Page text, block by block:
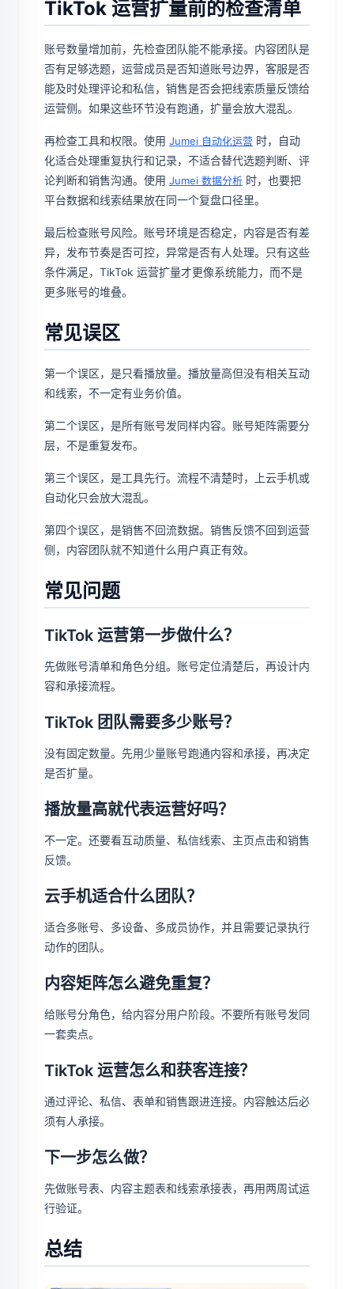
TikTok 运营扩量前的检查清单
账号数量增加前，先检查团队能不能承接。内容团队是
否有足够选题，运营成员是否知道账号边界，客服是否
能及时处理评论和私信，销售是否会把线索质量反馈给
运营侧。如果这些环节没有跑通，扩量会放大混乱。
再检查工具和权限。使用 Jumei 自动化运营 时，自动
化适合处理重复执行和记录，不适合替代选题判断、评
论判断和销售沟通。使用 Jumei 数据分析 时，也要把
平台数据和线索结果放在同一个复盘口径里。
最后检查账号风险。账号环境是否稳定，内容是否有差
异，发布节奏是否可控，异常是否有人处理。只有这些
条件满足，TikTok 运营扩量才更像系统能力，而不是
更多账号的堆叠。
常见误区
第一个误区，是只看播放量。播放量高但没有相关互动
和线索，不一定有业务价值。
第二个误区，是所有账号发同样内容。账号矩阵需要分
层，不是重复发布。
第三个误区，是工具先行。流程不清楚时，上云手机或
自动化只会放大混乱。
第四个误区，是销售不回流数据。销售反馈不回到运营
侧，内容团队就不知道什么用户真正有效。
常见问题
TikTok 运营第一步做什么？
先做账号清单和角色分组。账号定位清楚后，再设计内
容和承接流程。
TikTok 团队需要多少账号？
没有固定数量。先用少量账号跑通内容和承接，再决定
是否扩量。
播放量高就代表运营好吗？
不一定。还要看互动质量、私信线索、主页点击和销售
反馈。
云手机适合什么团队？
适合多账号、多设备、多成员协作，并且需要记录执行
动作的团队。
内容矩阵怎么避免重复？
给账号分角色，给内容分用户阶段。不要所有账号发同
一套卖点。
TikTok 运营怎么和获客连接？
通过评论、私信、表单和销售跟进连接。内容触达后必
须有人承接。
下一步怎么做？
先做账号表、内容主题表和线索承接表，再用两周试运
行验证。
总结